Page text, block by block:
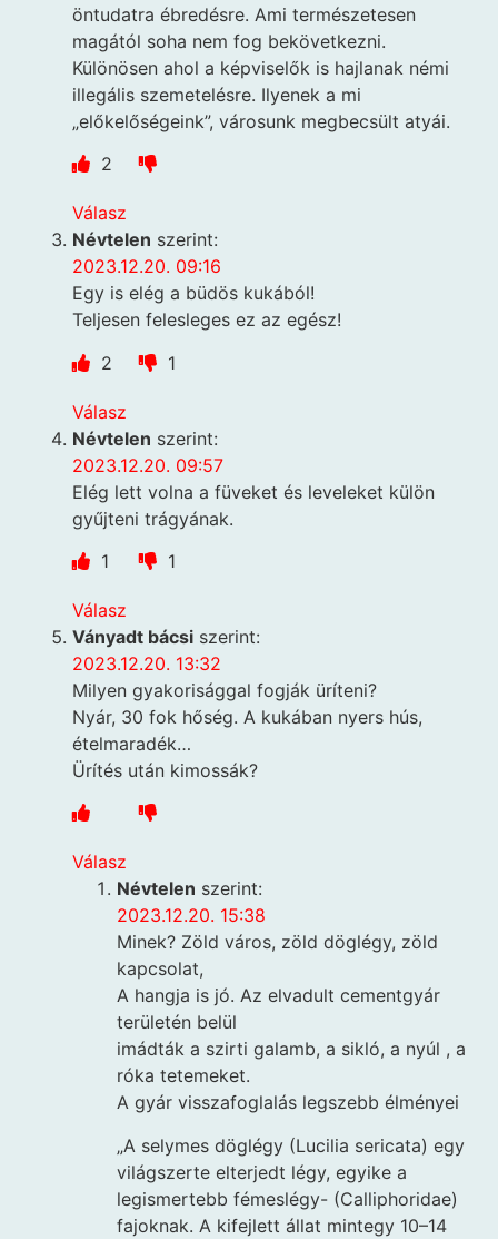
öntudatra ébredésre. Ami természetesen
magától soha nem fog bekövetkezni.
Különösen ahol a képviselők is hajlanak némi
illegális szemetelésre. Ilyenek a mi
„előkelőségeink”, városunk megbecsült atyái.
2
Válasz
Névtelen szerint:
2023.12.20. 09:16
Egy is elég a büdös kukából!
Teljesen felesleges ez az egész!
2
1
Válasz
Névtelen szerint:
2023.12.20. 09:57
Elég lett volna a füveket és leveleket külön
gyűjteni trágyának.
1
1
Válasz
Ványadt bácsi szerint:
2023.12.20. 13:32
Milyen gyakorisággal fogják üríteni?
Nyár, 30 fok hőség. A kukában nyers hús,
ételmaradék…
Ürítés után kimossák?
Válasz
Névtelen szerint:
2023.12.20. 15:38
Minek? Zöld város, zöld döglégy, zöld
kapcsolat,
A hangja is jó. Az elvadult cementgyár
területén belül
imádták a szirti galamb, a sikló, a nyúl , a
róka tetemeket.
A gyár visszafoglalás legszebb élményei
„A selymes döglégy (Lucilia sericata) egy
világszerte elterjedt légy, egyike a
legismertebb fémeslégy- (Calliphoridae)
fajoknak. A kifejlett állat mintegy 10–14